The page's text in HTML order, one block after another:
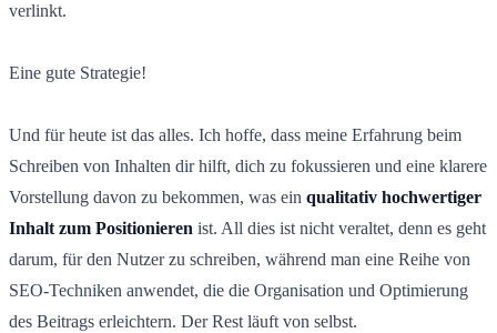
verlinkt.
Eine gute Strategie!
Und für heute ist das alles. Ich hoffe, dass meine Erfahrung beim
Schreiben von Inhalten dir hilft, dich zu fokussieren und eine klarere
Vorstellung davon zu bekommen, was ein qualitativ hochwertiger
Inhalt zum Positionieren ist. All dies ist nicht veraltet, denn es geht
darum, für den Nutzer zu schreiben, während man eine Reihe von
SEO-Techniken anwendet, die die Organisation und Optimierung
des Beitrags erleichtern. Der Rest läuft von selbst.